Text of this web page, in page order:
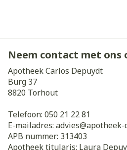
Neem contact met ons
Apotheek Carlos Depuydt
Burg 37
8820 Torhout
Telefoon: 050 21 22 81
E-mailadres: advies@apotheek-
APB nummer: 313403
Apotheek titularis: Laura